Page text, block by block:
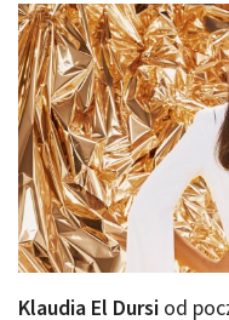
Klaudia El Dursi od